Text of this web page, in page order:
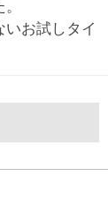
お試しタイ